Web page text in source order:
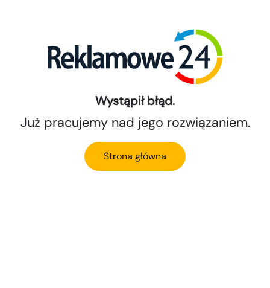
Wystąpił błąd.
Już pracujemy nad jego rozwiązaniem.
Strona główna